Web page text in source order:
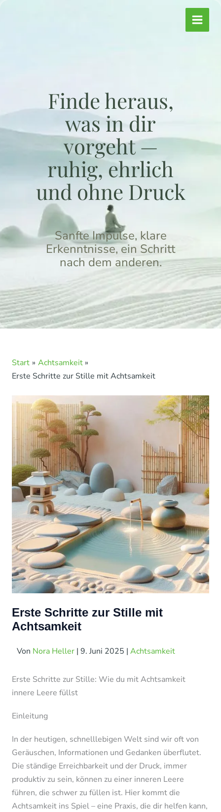
Finde heraus,
was in dir
vorgeht —
ruhig, ehrlich
und ohne Druck
Sanfte Impulse, klare
Erkenntnisse, ein Schritt
nach dem anderen.
Start
Achtsamkeit
Erste Schritte zur Stille mit Achtsamkeit
Erste Schritte zur Stille mit
Achtsamkeit
Von Nora Heller | 9. Juni 2025 | Achtsamkeit
Erste Schritte zur Stille: Wie du mit Achtsamkeit
innere Leere füllst
Einleitung
In der heutigen, schnelllebigen Welt sind wir oft von
Geräuschen, Informationen und Gedanken überflutet.
Die ständige Erreichbarkeit und der Druck, immer
produktiv zu sein, können zu einer inneren Leere
führen, die schwer zu füllen ist. Hier kommt die
Achtsamkeit ins Spiel – eine Praxis, die dir helfen kann,